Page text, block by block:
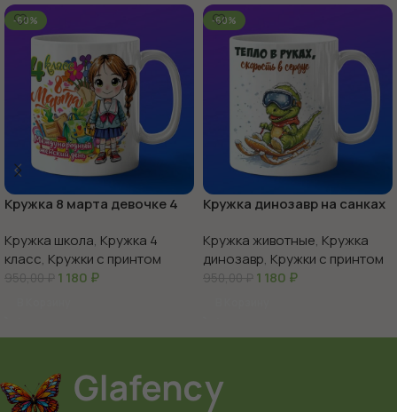
-60%
Кружка 8 марта девочке 4
Кружка школа, Кружка 4
класс, Кружки с принтом
950,00₽ 1 180 ₽
-60%
Кружка динозавр на санках
Кружка животные, Кружка
динозавр, Кружки с принтом
950,00₽ 1 180 ₽